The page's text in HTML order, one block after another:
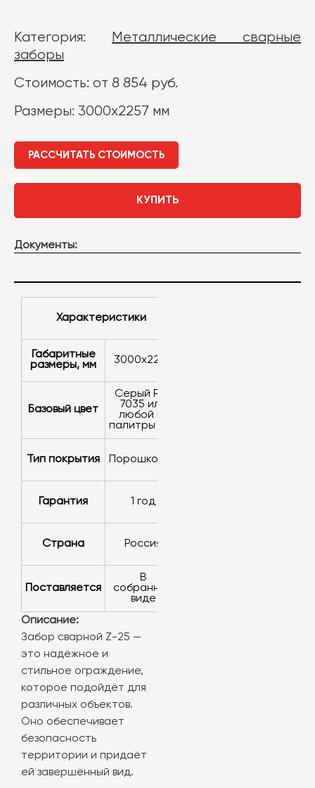
Категория:
Металлические сварные
заборы
Стоимость: от 8 854 руб.
Размеры: 3000x2257 мм
РАССЧИТАТЬ СТОИМОСТЬ
КУПИТЬ
Документы:
Характеристики
Габаритные
размеры, мм
3000x2257
Базовый цвет
серый RAL
7035 или
любой из
палитры RAL
Тип покрытия порошковое
Гарантия 1 год
Страна Россия
Поставляется
в
собранном
виде
Описание:
Забор сварной Z-25 —
это надёжное и
стильное ограждение,
которое подойдёт для
различных объектов.
Оно обеспечивает
безопасность
территории и придаёт
ей завершённый вид.